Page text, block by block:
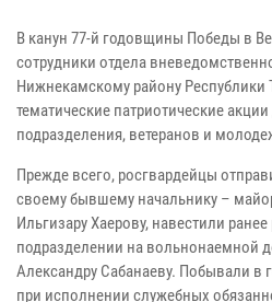
В канун 77-й годовщины Победы в
сотрудники отдела
Нижнекамскому району Республики
тематические патриотические
подразделения, ветеранов и
Прежде всего, росгвардейцы
своему бывшему начальнику –
Ильгизару Хаерову, навестили
подразделении на вольнонаемной
Александру Сабанаеву. Побывали в
при исполнении служебных